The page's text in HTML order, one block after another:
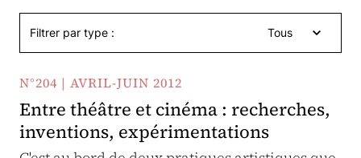
Filtrer par type : Tous
N°204 | AVRIL-JUIN 2012
Entre théâtre et cinéma : recherches,
inventions, expérimentations